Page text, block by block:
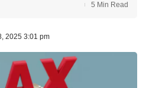
2025 3:01 pm
5 Min Read